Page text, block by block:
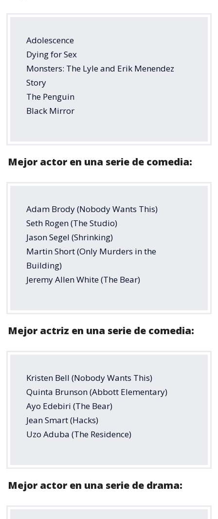
Adolescence
Dying for Sex
Monsters: The Lyle and Erik Menendez
Story
The Penguin
Black Mirror
Mejor actor en una serie de comedia:
Adam Brody (Nobody Wants This)
Seth Rogen (The Studio)
Jason Segel (Shrinking)
Martin Short (Only Murders in the
Building)
Jeremy Allen White (The Bear)
Mejor actriz en una serie de comedia:
Kristen Bell (Nobody Wants This)
Quinta Brunson (Abbott Elementary)
Ayo Edebiri (The Bear)
Jean Smart (Hacks)
Uzo Aduba (The Residence)
Mejor actor en una serie de drama: